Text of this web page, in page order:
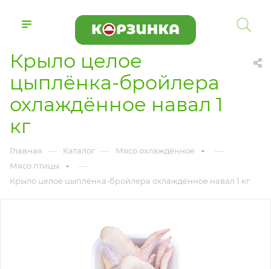
Крыло целое
цыплёнка-бройлера
охлаждённое навал 1
кг
Главная — Каталог — Мясо охлаждённое —
Мясо птицы —
Крыло целое цыплёнка-бройлера охлаждённое навал 1 кг